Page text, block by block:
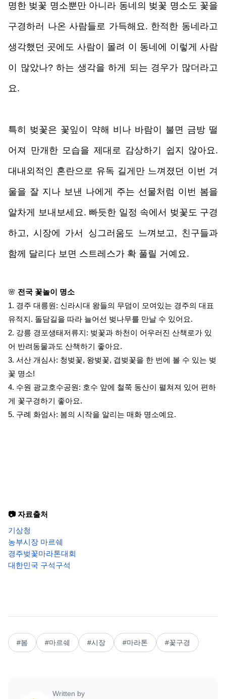
명한 벚꽃 명소뿐만 아니라 동네의 벚꽃 명소도 꽃을
구경하러 나온 사람들로 가득해요. 한적한 동네라고
생각했던 곳에도 사람이 몰려 이 동네에 이렇게 사람
이 많았나? 하는 생각을 하게 되는 경우가 많더라고
요.
특히 벚꽃은 꽃잎이 약해 비나 바람이 불면 금방 떨
어져 만개한 모습을 제대로 감상하기 쉽지 않아요.
대내외적인 혼란으로 유독 길게만 느껴졌던 이번 겨
울을 잘 지나 보낸 나에게 주는 선물처럼 이번 봄을
알차게 보내보세요. 빠듯한 일정 속에서 벚꽃도 구경
하고, 시장에 가서 싱그러움도 느껴보고, 친구들과
함께 달리다 보면 스트레스가 확 풀릴 거예요.
🌸 전국 꽃놀이 명소
1. 경주 대릉원: 신라시대 왕들의 무덤이 모여있는 경주의 대표
유적지. 돌담길을 따라 늘어선 벚나무를 만날 수 있어요.
2. 강릉 경포생태저류지: 벚꽃과 하천이 어우러진 산책로가 있
어 반려동물과도 산책하기 좋아요.
3. 서산 개심사: 청벚꽃, 왕벚꽃, 겹벚꽃을 한 번에 볼 수 있는 벚
꽃 명소!
4. 수원 광교호수공원: 호수 앞에 철쭉 동산이 펼쳐져 있어 편하
게 꽃구경하기 좋아요.
5. 구례 화엄사: 봄의 시작을 알리는 매화 명소예요.
📷 자료출처
기상청
농부시장 마르쉐
경주벚꽃마라톤대회
대한민국 구석구석
#봄 #마르쉐 #시장 #마라톤 #꽃구경
Written by